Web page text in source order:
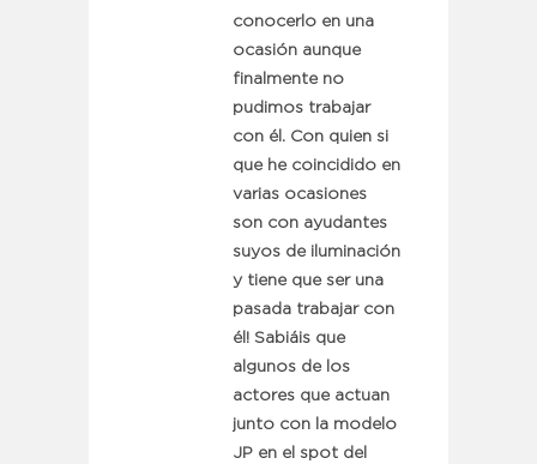
conocerlo en una
ocasión aunque
finalmente no
pudimos trabajar
con él. Con quien si
que he coincidido en
varias ocasiones
son con ayudantes
suyos de iluminación
y tiene que ser una
pasada trabajar con
él! Sabiáis que
algunos de los
actores que actuan
junto con la modelo
JP en el spot del